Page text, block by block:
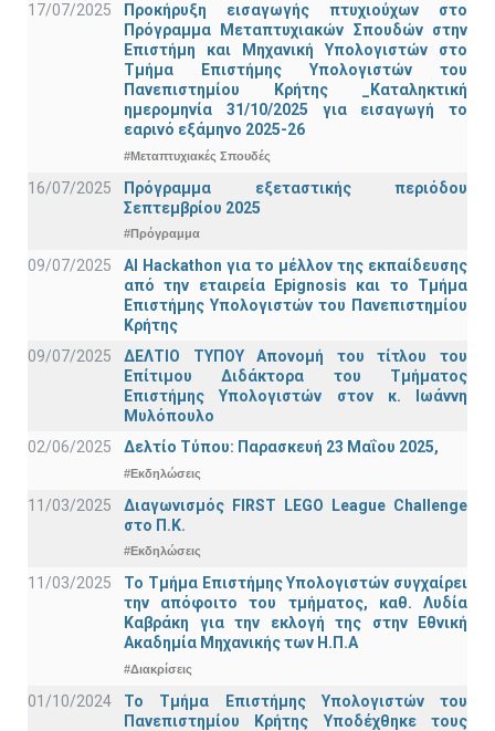
17/07/2025
Προκήρυξη εισαγωγής πτυχιούχων στo
Πρόγραμμα Μεταπτυχιακών Σπουδών στην
Επιστήμη και Μηχανική Υπολογιστών στο
Τμήμα Eπιστήμης Υπολογιστών του
Πανεπιστημίου Κρήτης _Καταληκτική
ημερομηνία 31/10/2025 για εισαγωγή το
εαρινό εξάμηνο 2025-26
#Μεταπτυχιακές Σπουδές
16/07/2025
Πρόγραμμα εξεταστικής περιόδου
Σεπτεμβρίου 2025
#Πρόγραμμα
09/07/2025
AI Hackathon για το μέλλον της εκπαίδευσης
από την εταιρεία Epignosis και το Τμήμα
Επιστήμης Υπολογιστών του Πανεπιστημίου
Κρήτης
09/07/2025
ΔΕΛΤΙΟ ΤΥΠΟΥ Απονομή του τίτλου του
Επίτιμου Διδάκτορα του Τμήματος
Επιστήμης Υπολογιστών στον κ. Ιωάννη
Μυλόπουλο
02/06/2025
Δελτίο Τύπου: Παρασκευή 23 Μαΐου 2025,
#Εκδηλώσεις
11/03/2025
Διαγωνισμός FIRST LEGO League Challenge
στο Π.Κ.
#Εκδηλώσεις
11/03/2025
Το Τμήμα Επιστήμης Υπολογιστών συγχαίρει
την απόφοιτο του τμήματος, καθ. Λυδία
Καβράκη για την εκλογή της στην Εθνική
Ακαδημία Μηχανικής των Η.Π.Α
#Διακρίσεις
01/10/2024
Το Τμήμα Επιστήμης Υπολογιστών του
Πανεπιστημίου Κρήτης Υποδέχθηκε τους